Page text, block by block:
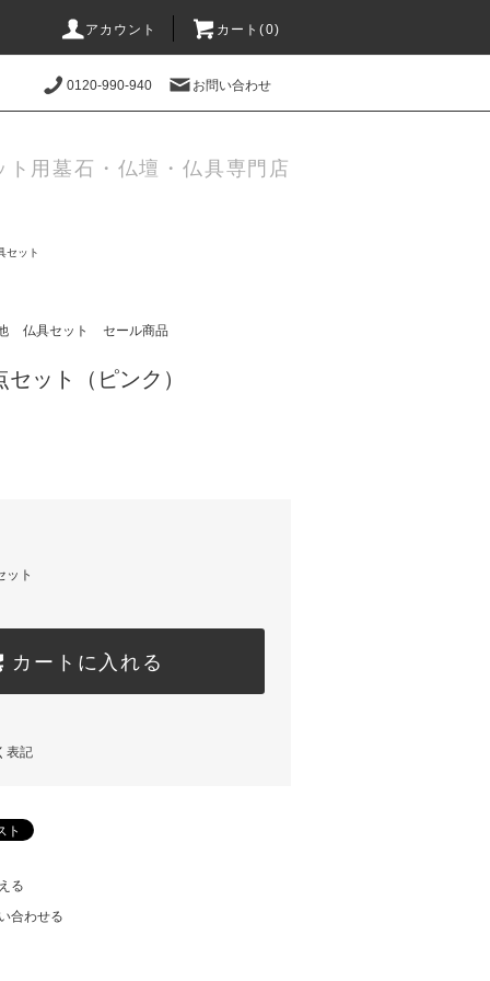
アカウント カート(0)
0120-990-940 お問い合わせ
ト用墓石・仏壇・仏具専門店
セット
仏具セット セール商品
ット（ピンク）
ット
カートに入れる
表記
る
合わせる